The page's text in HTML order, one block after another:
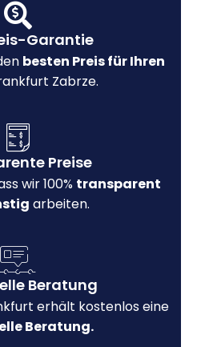
Garantie
besten Preis für Ihren
Zabrze.
Preise
wir 100% transparent
arbeiten.
Beratung
erhält kostenlos eine
Beratung.